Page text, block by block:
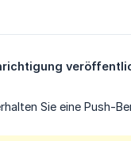
Sie eine Push-